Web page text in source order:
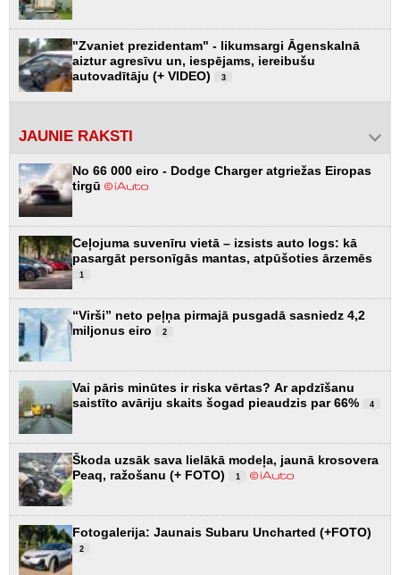
"Zvaniet prezidentam" - likumsargi Āgenskalnā
aiztur agresīvu un, iespējams, iereibušu
autovadītāju (+ VIDEO)
3
JAUNIE RAKSTI
No 66 000 eiro - Dodge Charger atgriežas Eiropas
tirgū
Ceļojuma suvenīru vietā – izsists auto logs: kā
pasargāt personīgās mantas, atpūšoties ārzemēs
1
“Virši” neto peļņa pirmajā pusgadā sasniedz 4,2
miljonus eiro
2
Vai pāris minūtes ir riska vērtas? Ar apdzīšanu
saistīto avāriju skaits šogad pieaudzis par 66%
4
Škoda uzsāk sava lielākā modeļa, jaunā krosovera
Peaq, ražošanu (+ FOTO)
1
Fotogalerija: Jaunais Subaru Uncharted (+FOTO)
2